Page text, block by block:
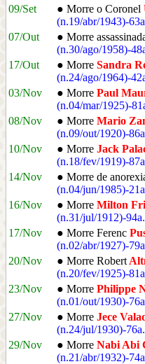
09/Set
● Morre o Coronel
(n.19/abr/1943)-
07/Out
● Morre
(n.30/ago/1958)-
17/Out
● Morre Sandra
(n.24/ago/1964)-
03/Nov
● Morre Paul
(n.04/mar/1925)-
08/Nov
● Morre Mario
(n.09/out/1920)-
10/Nov
● Morre Jack
(n.18/fev/1919)-
14/Nov
● Morre de
(n.04/jun/1985)-
16/Nov
● Morre Milton
(n.31/jul/1912)-94a.
17/Nov
● Morre Ferenc
(n.02/abr/1927)-
20/Nov
● Morre Robert
(n.20/fev/1925)-
23/Nov
● Morre Philippe
(n.01/out/1930)-
27/Nov
● Morre Jece
(n.24/jul/1930)-76a.
29/Nov
● Morre Nabi Abi
(n.21/abr/1932)-